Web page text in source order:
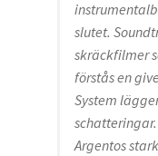
slutet.
skräckfilmer
förstås en
System
Argentos